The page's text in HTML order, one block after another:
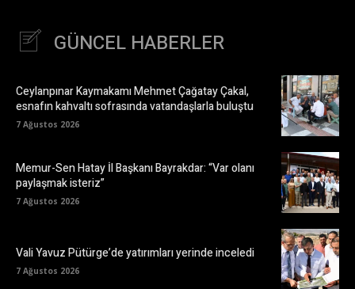
GÜNCEL HABERLER
Ceylanpınar Kaymakamı Mehmet Çağatay Çakal,
esnafın kahvaltı sofrasında vatandaşlarla buluştu
7 Ağustos 2026
Memur-Sen Hatay İl Başkanı Bayrakdar: “Var olanı
paylaşmak isteriz”
7 Ağustos 2026
Vali Yavuz Pütürge’de yatırımları yerinde inceledi
7 Ağustos 2026